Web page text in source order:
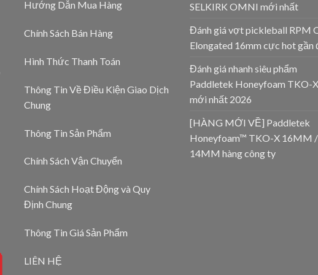
Hướng Dẫn Mua Hàng
Chính Sách Bán Hàng
Hình Thức Thanh Toán
Thông Tin Về Điều Kiện Giao Dịch
Chung
Thông Tin Sản Phẩm
Chính Sách Vận Chuyển
Chính Sách Hoạt Động và Quy
Định Chung
Thông Tin Giá Sản Phẩm
LIÊN HỆ
SELKIRK OMNI mới nhất
Đánh giá vợt pickleball RPM
Elongated 16mm cực hot gần
Đánh giá nhanh siêu phẩm
Paddletek Honeyfoam TKO-X
mới nhất 2026
[HÀNG MỚI VỀ] Paddletek
Honeyfoam™ TKO-X 16MM /
14MM hàng công ty